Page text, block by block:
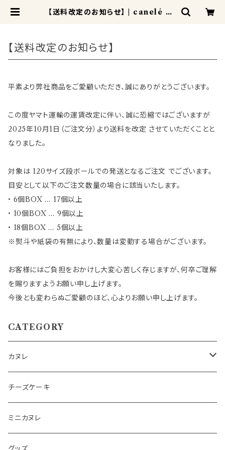
【送料改定のお知らせ】 | canelé de
【送料改定のお知らせ】
平素より弊社商品をご愛顧いただき、誠にありがとうございます。
この度ヤマト運輸の運賃改定に伴い、誠に恐縮ではございますが
2025年10月1日（ご注文分）より送料を改定 させていただくことと
なりました。
対象は 120サイズ段ボールでの発送となるご注文 でございます。
目安として以下のご注文数量の場合に該当いたします。
• 6個BOX … 17個以上
• 10個BOX … 9個以上
• 18個BOX … 5個以上
※熨斗や紙袋の有無により、数量は変動する場合がございます。
お客様にはご負担をおかけし大変心苦しく存じますが、何卒ご理解
を賜りますようお願い申し上げます。
今後とも変わらぬご愛顧のほど、心よりお願い申し上げます。
CATEGORY
カヌレ
詰め合わせSET
(熨斗付き)詰め合わせSET
単品
チーズケーキ
ミニカヌレ